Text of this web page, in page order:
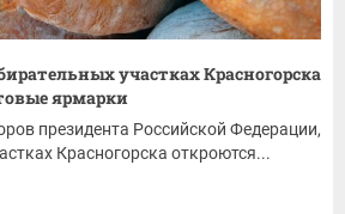
участках Красногорска
ярмарки
президента Российской Федерации,
Красногорска откроются...